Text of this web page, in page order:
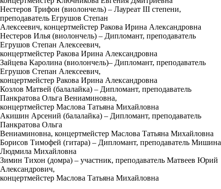
Нестеров Трифон (виолончель) – Лауреат III степени,
преподаватель Егрушов Степан
Алексеевич, концертмейстер Ракова Ирина Александровна
Нестеров Илья (виолончель) – Дипломант, преподаватель
Егрушов Степан Алексеевич,
концертмейстер Ракова Ирина Александровна
Зайцева Каролина (виолончель)– Дипломант, преподаватель
Егрушов Степан Алексеевич,
концертмейстер Ракова Ирина Александровна
Козлов Матвей (балалайка) – Дипломант, преподаватель
Панкратова Ольга Вениаминовна,
концертмейстер Маслова Татьяна Михайловна
Акишин Арсений (балалайка) – Дипломант, преподаватель
Панкратова Ольга
Вениаминовна, концертмейстер Маслова Татьяна Михайловна
Борисов Тимофей (гитара) – Дипломант, преподаватель Мишина
Людмила Михайловна
Зимин Тихон (домра) – участник, преподаватель Матвеев Юрий
Александрович,
концертмейстер Маслова Татьяна Михайловна